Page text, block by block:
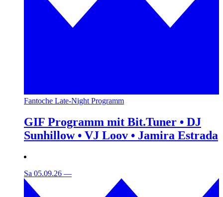
Fantoche Late-Night Programm
GIF Programm mit Bit.Tuner • DJ
Sunhillow • VJ Loov • Jamira Estrada
Sa 05.09.26 —